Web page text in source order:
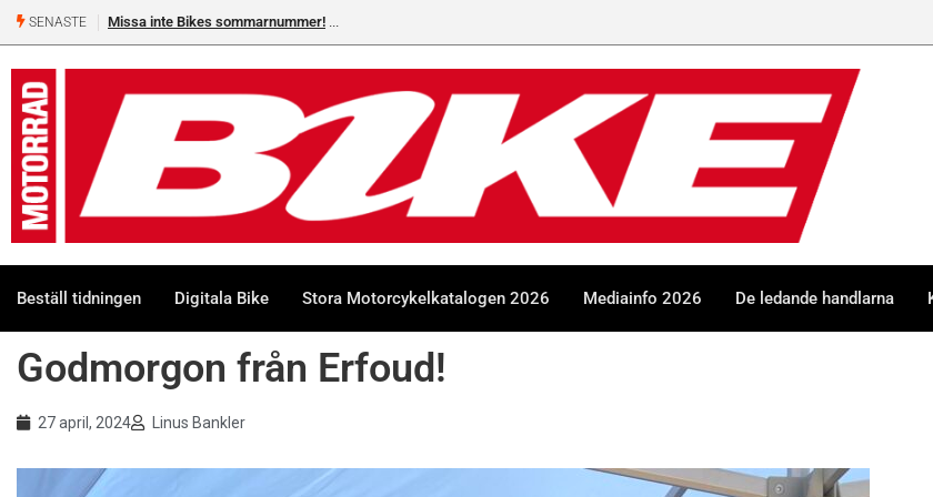
SENASTE Shelby Turner, klar för GGN
Beställ tidningen Digitala Bike Stora Motorcykelkatalogen 2026 Mediainfo 2026 De ledande handlarna
Godmorgon från Erfoud!
27 april, 2024 Linus Bankler